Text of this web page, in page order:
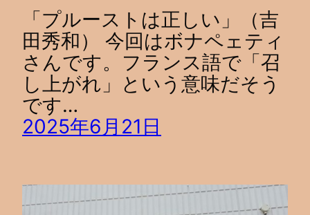
「プルーストは正しい」（吉
田秀和） 今回はボナペェティ
さんです。フランス語で「召
し上がれ」という意味だそう
です…
2025年6月21日